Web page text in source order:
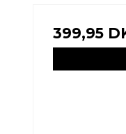
399,95